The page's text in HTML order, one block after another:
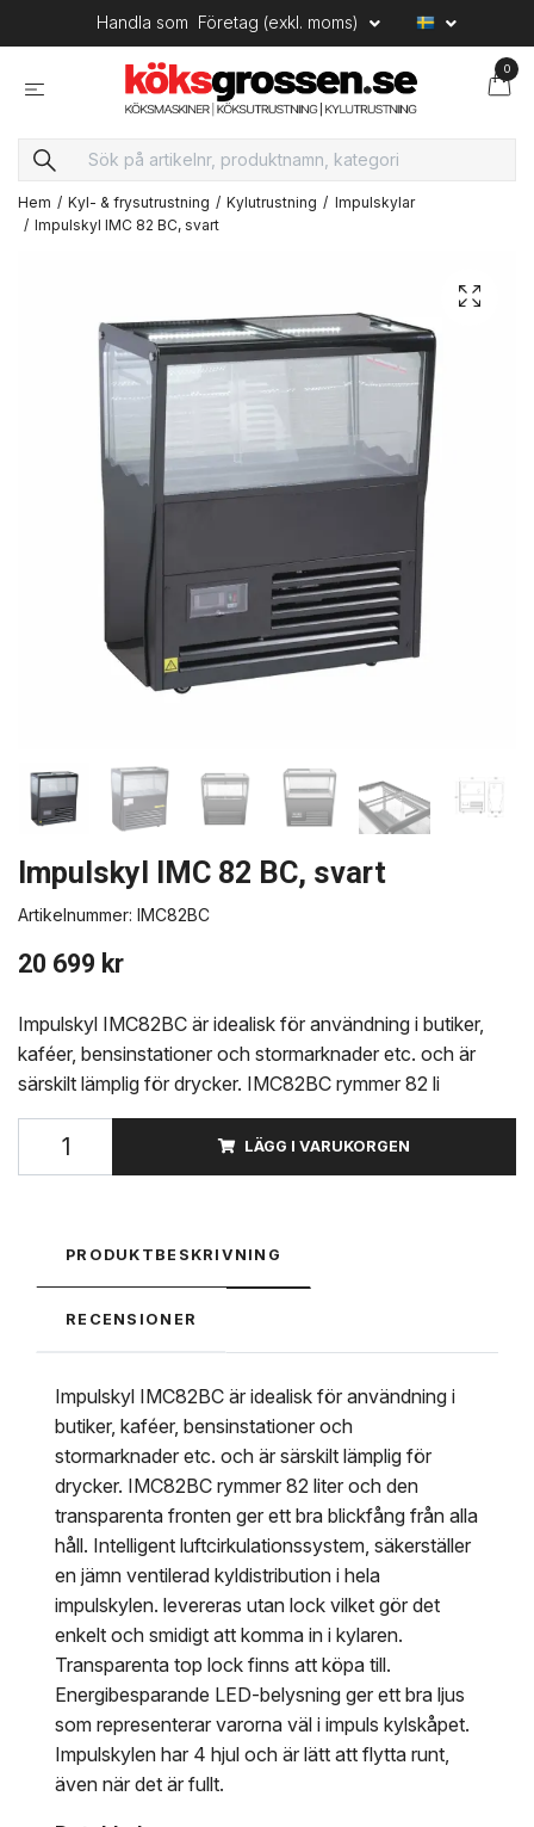
Handla som Företag (exkl. moms)
0
Hem Kyl- & frysutrustning Kylutrustning
Impulskylar
Impulskyl IMC 82 BC, svart
Impulskyl IMC 82 BC, svart
Artikelnummer: IMC82BC
20 699 kr
Impulskyl IMC82BC är idealisk för användning i butiker,
kaféer, bensinstationer och stormarknader etc. och är
särskilt lämplig för drycker. IMC82BC rymmer 82 li
LÄGG I VARUKORGEN
PRODUKTBESKRIVNING
RECENSIONER
Impulskyl IMC82BC är idealisk för användning i
butiker, kaféer, bensinstationer och
stormarknader etc. och är särskilt lämplig för
drycker. IMC82BC rymmer 82 liter och den
transparenta fronten ger ett bra blickfång från alla
håll. Intelligent luftcirkulationssystem, säkerställer
en jämn ventilerad kyldistribution i hela
impulskylen. levereras utan lock vilket gör det
enkelt och smidigt att komma in i kylaren.
Transparenta top lock finns att köpa till.
Energibesparande LED-belysning ger ett bra ljus
som representerar varorna väl i impuls kylskåpet.
Impulskylen har 4 hjul och är lätt att flytta runt,
även när det är fullt.